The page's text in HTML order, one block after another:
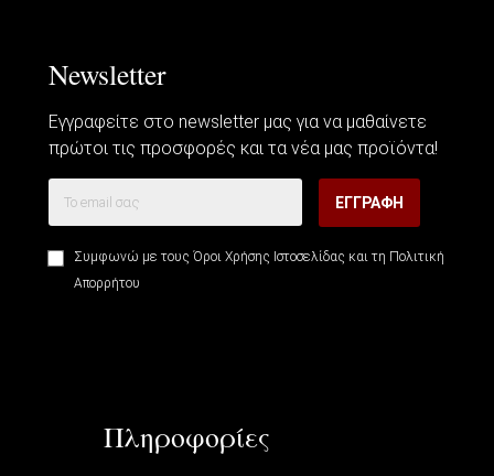
Newsletter
Εγγραφείτε στο newsletter μας για να μαθαίνετε
πρώτοι τις προσφορές και τα νέα μας προϊόντα!
ΕΓΓΡΑΦΉ
Συμφωνώ με τους Όροι Χρήσης Ιστοσελίδας και τη Πολιτική
Απορρήτου
Πληροφορίες